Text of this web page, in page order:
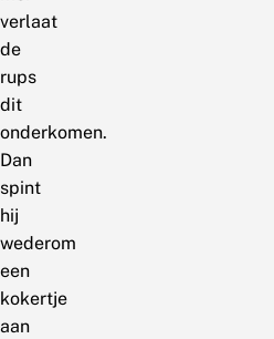
verlaat
de
rups
dit
onderkomen.
Dan
spint
hij
wederom
een
kokertje
aan